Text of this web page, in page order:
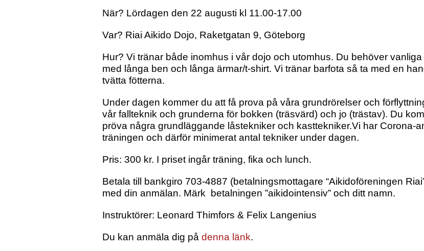
När? Lördagen den 22 augusti kl 11.00-17.00
Var? Riai Aikido Dojo, Raketgatan 9, Göteborg
Hur? Vi tränar både inomhus i vår dojo och utomhus. Du behöver
med långa ben och långa ärmar/t-shirt. Vi tränar barfota så ta med en
tvätta fötterna.
Under dagen kommer du att få prova på våra grundrörelser och
vår fallteknik och grunderna för bokken (träsvärd) och jo (trästav). Du
pröva några grundläggande låstekniker och kasttekniker.Vi har Corona-
träningen och därför minimerat antal tekniker under dagen.
Pris: 300 kr. I priset ingår träning, fika och lunch.
Betala till bankgiro 703-4887 (betalningsmottagare “Aikidoföreningen
med din anmälan. Märk betalningen ”aikidointensiv” och ditt namn.
Instruktörer: Leonard Thimfors & Felix Langenius
Du kan anmäla dig på denna länk.